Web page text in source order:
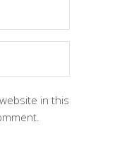
in this